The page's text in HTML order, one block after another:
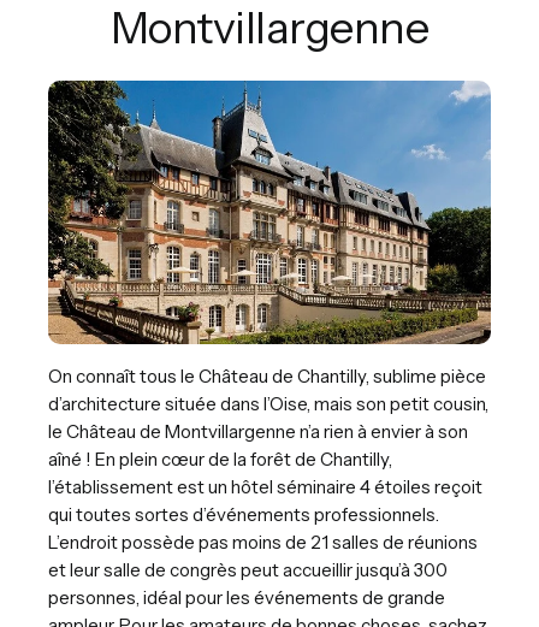
Montvillargenne
On connaît tous le Château de Chantilly, sublime pièce
d’architecture située dans l’Oise, mais son petit cousin,
le Château de Montvillargenne n’a rien à envier à son
aîné ! En plein cœur de la forêt de Chantilly,
l’établissement est un hôtel séminaire 4 étoiles reçoit
qui toutes sortes d’événements professionnels.
L’endroit possède pas moins de 21 salles de réunions
et leur salle de congrès peut accueillir jusqu’à 300
personnes, idéal pour les événements de grande